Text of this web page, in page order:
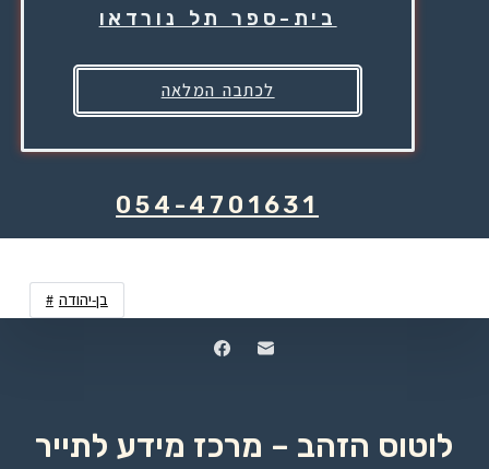
בית-ספר תל נורדאו
לכתבה המלאה
054-4701631
בן-יהודה
לוטוס הזהב – מרכז מידע לתייר